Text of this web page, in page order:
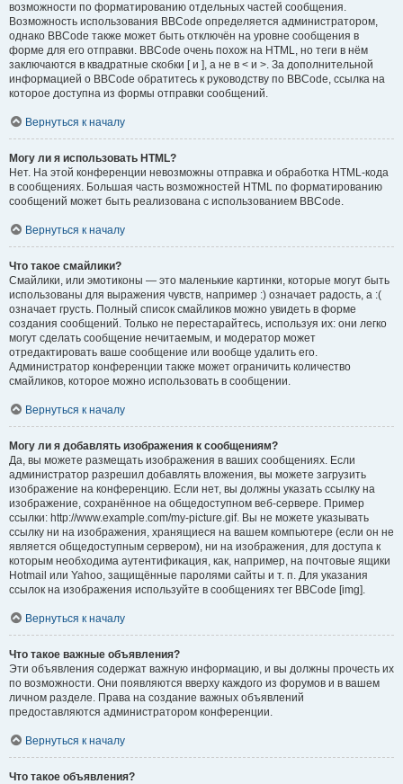
возможности по форматированию отдельных частей сообщения.
Возможность использования BBCode определяется администратором,
однако BBCode также может быть отключён на уровне сообщения в
форме для его отправки. BBCode очень похож на HTML, но теги в нём
заключаются в квадратные скобки [ и ], а не в < и >. За дополнительной
информацией о BBCode обратитесь к руководству по BBCode, ссылка на
которое доступна из формы отправки сообщений.
Вернуться к началу
Могу ли я использовать HTML?
Нет. На этой конференции невозможны отправка и обработка HTML-кода
в сообщениях. Большая часть возможностей HTML по форматированию
сообщений может быть реализована с использованием BBCode.
Вернуться к началу
Что такое смайлики?
Смайлики, или эмотиконы — это маленькие картинки, которые могут быть
использованы для выражения чувств, например :) означает радость, а :(
означает грусть. Полный список смайликов можно увидеть в форме
создания сообщений. Только не перестарайтесь, используя их: они легко
могут сделать сообщение нечитаемым, и модератор может
отредактировать ваше сообщение или вообще удалить его.
Администратор конференции также может ограничить количество
смайликов, которое можно использовать в сообщении.
Вернуться к началу
Могу ли я добавлять изображения к сообщениям?
Да, вы можете размещать изображения в ваших сообщениях. Если
администратор разрешил добавлять вложения, вы можете загрузить
изображение на конференцию. Если нет, вы должны указать ссылку на
изображение, сохранённое на общедоступном веб-сервере. Пример
ссылки: http://www.example.com/my-picture.gif. Вы не можете указывать
ссылку ни на изображения, хранящиеся на вашем компьютере (если он не
является общедоступным сервером), ни на изображения, для доступа к
которым необходима аутентификация, как, например, на почтовые ящики
Hotmail или Yahoo, защищённые паролями сайты и т. п. Для указания
ссылок на изображения используйте в сообщениях тег BBCode [img].
Вернуться к началу
Что такое важные объявления?
Эти объявления содержат важную информацию, и вы должны прочесть их
по возможности. Они появляются вверху каждого из форумов и в вашем
личном разделе. Права на создание важных объявлений
предоставляются администратором конференции.
Вернуться к началу
Что такое объявления?